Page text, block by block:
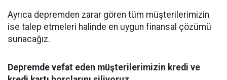
Ayrıca depremden zarar gören tüm müşterilerimizin
ise talep etmeleri halinde en uygun finansal çözümü
sunacağız.
Depremde vefat eden müşterilerimizin kredi ve